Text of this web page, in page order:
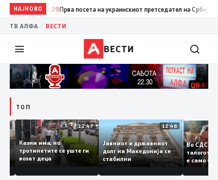
НАЈНОВО
15:29 Прва посета на украинскиот претседател на Србија:
ТВ АЛФА ВЕСТИ
ВЕСТИ
ТОП
12:50
и
12:47
Казни има, но
тротинетите се уште ги
возат деца
12:46
Јавниот и државниот
долг на Македонија се
стабилни
Во
е само
копија
Заев